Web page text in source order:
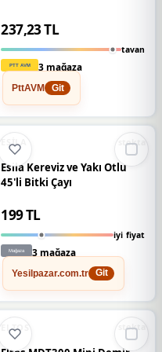
237,23 TL
tavan
3 mağaza
PttAVM Git
%50 DÜŞTÜ
ESILA stokta
Esila Kereviz ve Yakı Otlu
45'li Bitki Çayı
199 TL
iyi fiyat
3 mağaza
Yesilpazar.com.tr Git
%67 %67 DÜŞTÜ
ELTOS stokta